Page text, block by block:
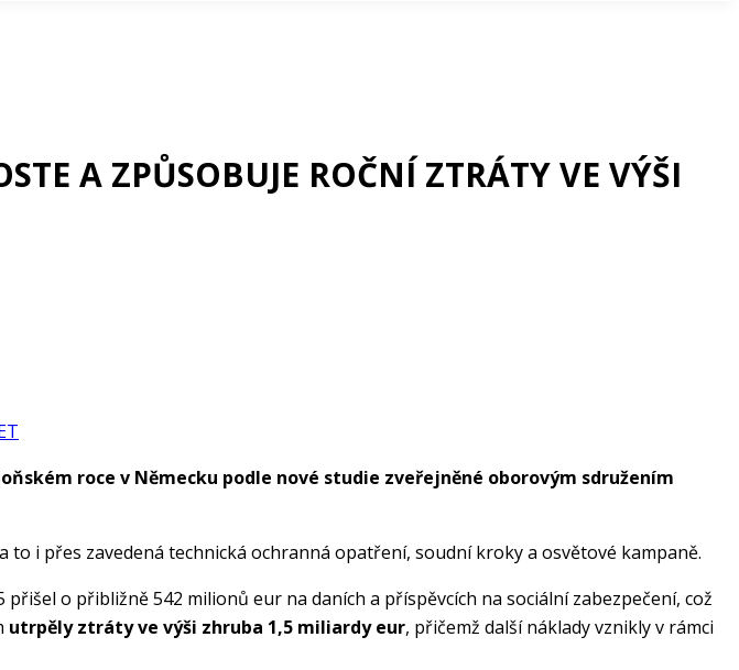
A ZPŮSOBUJE ROČNÍ ZTRÁTY VE VÝŠI
roce v Německu podle nové studie zveřejněné oborovým sdružením
to i přes zavedená technická ochranná opatření, soudní kroky a osvětové kampaně.
o přibližně 542 milionů eur na daních a příspěvcích na sociální zabezpečení, což
utrpěly ztráty ve výši zhruba 1,5 miliardy eur, přičemž další náklady vznikly v rámci